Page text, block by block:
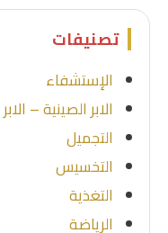
تصنيفات
الإستشفاء
الابر الصينية –
التجميل
التخسيس
التغذية
الرياضة